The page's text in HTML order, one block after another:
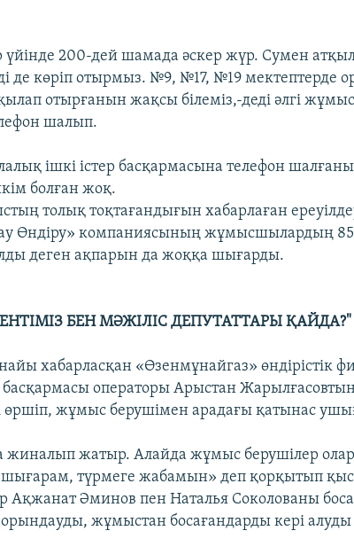
үйінде 200-дей шамада әскер жүр. Сумен
де көріп отырмыз. №9, №17, №19 мектептерде
отырғанын жақсы білеміз,-деді әлгі
шалып.
ішкі істер басқармасына телефон
болған жоқ.
толық тоқтағандығын хабарлаған
Өндіру» компаниясының жұмысшылардың
деген ақпарын да жоққа шығарды.
БЕН МӘЖІЛІС ДЕПУТАТТАРЫ ҚАЙДА?"
хабарласқан «Өзенмұнайгаз» өндірістік
операторы Арыстан
өршіп, жұмыс берушімен арадағы қатынас
жатыр. Алайда жұмыс берушілер
түрмеге жабамын» деп қорқытып
Ақжанат Әминов пен Наталья Соколованы
орындауды, жұмыстан босағандарды кері алуды